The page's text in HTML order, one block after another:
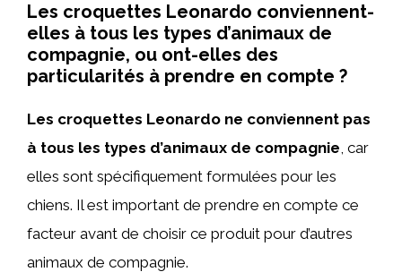
Les croquettes Leonardo conviennent-
elles à tous les types d’animaux de
compagnie, ou ont-elles des
particularités à prendre en compte ?
Les croquettes Leonardo ne conviennent pas
à tous les types d’animaux de compagnie, car
elles sont spécifiquement formulées pour les
chiens. Il est important de prendre en compte ce
facteur avant de choisir ce produit pour d’autres
animaux de compagnie.